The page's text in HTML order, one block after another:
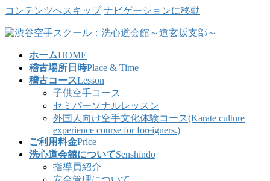
コンテンツへスキップ ナビゲーションに移動
ホームHOME
稽古場所日時Place & Time
稽古コースLesson
子供空手コース
セミパーソナルレッスン
外国人向け空手文化体験コース(Karate culture
experience course for foreigners.)
ご利用料金Price
洗心道会館についてSenshindo
指導員紹介